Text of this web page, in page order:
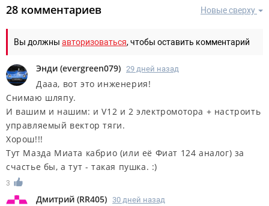
Новые сверху
28 комментариев
Вы должны авторизоваться, чтобы оставить комментарий
Энди (evergreen079) 29 дней назад
Дааа, вот это инженерия!
Снимаю шляпу.
И вашим и нашим: и V12 и 2 электромотора + настроить
управляемый вектор тяги.
Хорош!!!
Тут Мазда Миата кабрио (или её Фиат 124 аналог) за
счастье бы, а тут - такая пушка. :)
3
Дмитрий (RR405) 30 дней назад